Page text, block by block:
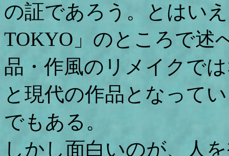
の証であろう。とはい
TOKYO」のところで述
品・作風のリメイクで
と現代の作品となって
でもある。
しかし面白いのが、人